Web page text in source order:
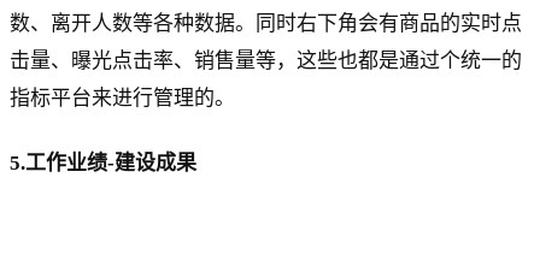
数、离开人数等各种数据。同时右下角会有商品的实时点
击量、曝光点击率、销售量等，这些也都是通过个统一的
指标平台来进行管理的。
5.工作业绩-建设成果